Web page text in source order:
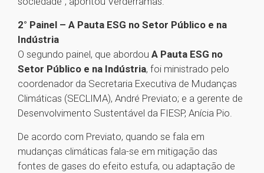
2° Painel – A Pauta ESG no Setor Público e na
Indústria
O segundo painel, que abordou A Pauta ESG no
Setor Público e na Indústria, foi ministrado pelo
coordenador da Secretaria Executiva de Mudanças
Climáticas (SECLIMA), André Previato; e a gerente de
Desenvolvimento Sustentável da FIESP, Anícia Pio.
De acordo com Previato, quando se fala em
mudanças climáticas fala-se em mitigação das
fontes de gases do efeito estufa, ou adaptação de